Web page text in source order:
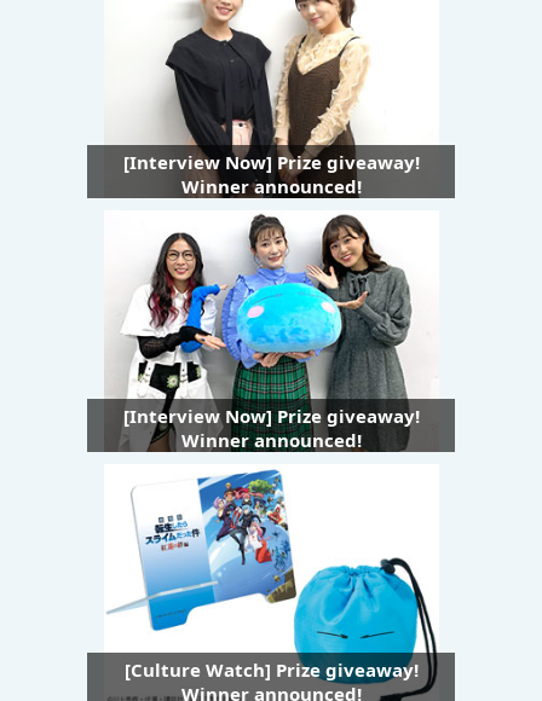
[Interview Now] Prize giveaway!
Winner announced!
[Interview Now] Prize giveaway!
Winner announced!
[Culture Watch] Prize giveaway!
Winner announced!